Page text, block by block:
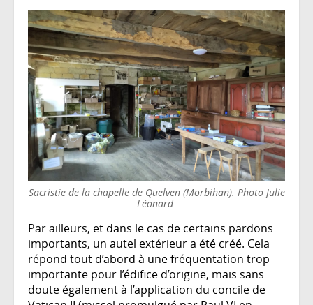
Sacristie de la chapelle de Quelven (Morbihan). Photo Julie
Léonard.
Par ailleurs, et dans le cas de certains pardons
importants, un autel extérieur a été créé. Cela
répond tout d’abord à une fréquentation trop
importante pour l’édifice d’origine, mais sans
doute également à l’application du concile de